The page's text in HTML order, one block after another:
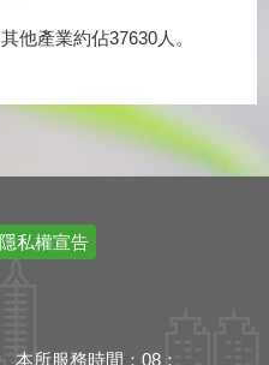
他產業約佔37630人。
私權宣告
本所服務時間：08：